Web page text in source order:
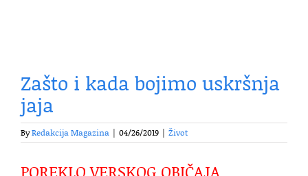
Zašto i kada bojimo uskršnja
jaja
ByRedakcija Magazina 04/26/2019 Život
POREKLO VERSKOG OBIČAJA